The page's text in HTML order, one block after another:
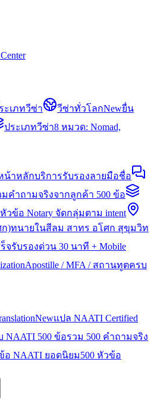
ะเภทวีซ่า วีซ่าทั่วโลกNewยื่น
ประเภทวีซ่า8 หมวด: Nomad,
น้าหลักบริการรับรองลายมือชื่อ
มคำถามจริงจากลูกค้า 500 ข้อ
หัวข้อ Notary จัดกลุ่มตาม intent
ก)ทนายในสีลม สาทร อโศก สุขุมวิท
จรับรองด่วน 30 นาที + Mobile
Apostille / MFA / สถานทูตครบ
Newแปล NAATI Certified
NAATI 500 ข้อรวม 500 คำถามจริง
อ NAATI ยอดนิยม500 หัวข้อ